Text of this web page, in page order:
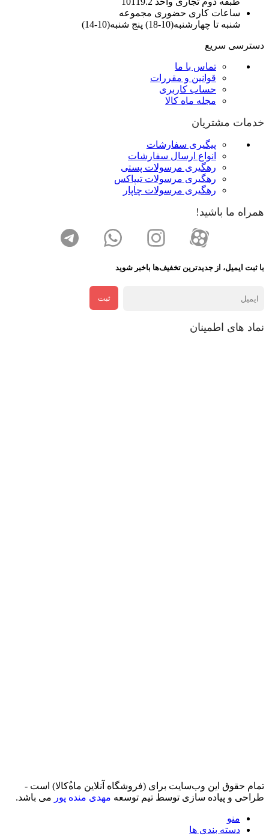
ساعات کاری حضوری مجموعه
شنبه تا چهارشنبه(10-18) پنج شنبه(10-14)
دسترسی سریع
تماس با ما
قوانین و مقررات
حساب کاربری
مجله ماه کالا
خدمات مشتریان
پیگیری سفارشات
انواع ارسال سفارشات
رهگیری مرسولات پستی
رهگیری مرسولات تیپاکس
رهگیری مرسولات چاپار
همراه ما باشید!
با ثبت ایمیل، از جدید‌ترین تخفیف‌ها با‌خبر شوید
ثبت
نماد های اطمینان
تمام حقوق اين وب‌سايت برای (فروشگاه آنلاین ماه‌‌‌‌‌‌ُکالا) است -
طراحی و پیاده سازی توسط تیم توسعه مهدی منده پور می باشد.
منو
دسته بندی ها